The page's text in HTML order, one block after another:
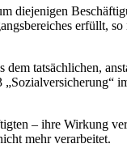
diejenigen
erfüllt, so
tatsächlichen,
– ihre Wirkung
mehr verarbeitet.